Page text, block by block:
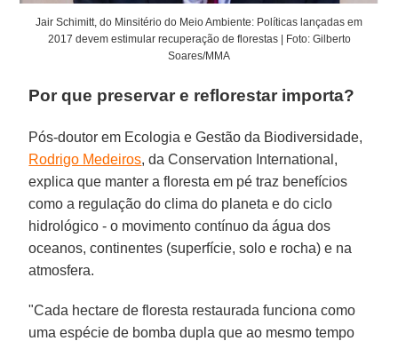
Jair Schimitt, do Minsitério do Meio Ambiente: Políticas lançadas em
2017 devem estimular recuperação de florestas | Foto: Gilberto
Soares/MMA
Por que preservar e reflorestar importa?
Pós-doutor em Ecologia e Gestão da Biodiversidade,
Rodrigo Medeiros, da Conservation International,
explica que manter a floresta em pé traz benefícios
como a regulação do clima do planeta e do ciclo
hidrológico - o movimento contínuo da água dos
oceanos, continentes (superfície, solo e rocha) e na
atmosfera.
"Cada hectare de floresta restaurada funciona como
uma espécie de bomba dupla que ao mesmo tempo